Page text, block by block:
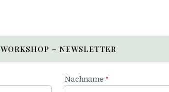
WORKSHOP – NEWSLETTER
Nachname *